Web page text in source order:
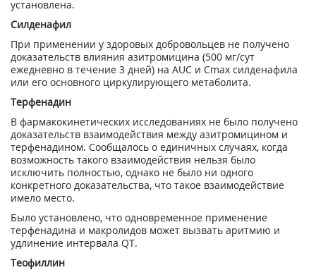
установлена.
Силденафил
При применении у здоровых добровольцев не получено
доказательств влияния азитромицина (500 мг/сут
ежедневно в течение 3 дней) на AUC и Сmах силденафила
или его основного циркулирующего метаболита.
Терфенадин
В фармакокинетических исследованиях не было получено
доказательств взаимодействия между азитромицином и
терфенадином. Сообщалось о единичных случаях, когда
возможность такого взаимодействия нельзя было
исключить полностью, однако не было ни одного
конкретного доказательства, что такое взаимодействие
имело место.
Было установлено, что одновременное применение
терфенадина и макролидов может вызвать аритмию и
удлинение интервала QT.
Теофиллин